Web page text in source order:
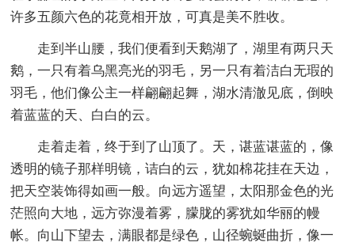
许多五颜六色的花竟相开放，可真是美不胜收。
走到半山腰，我们便看到天鹅湖了，湖里有两只天
鹅，一只有着乌黑亮光的羽毛，另一只有着洁白无瑕的
羽毛，他们像公主一样翩翩起舞，湖水清澈见底，倒映
着蓝蓝的天、白白的云。
走着走着，终于到了山顶了。天，谌蓝谌蓝的，像
透明的镜子那样明镜，诘白的云，犹如棉花挂在天边，
把天空装饰得如画一般。向远方遥望，太阳那金色的光
茫照向大地，远方弥漫着雾，朦胧的雾犹如华丽的幔
帐。向山下望去，满眼都是绿色，山径蜿蜒曲折，像一